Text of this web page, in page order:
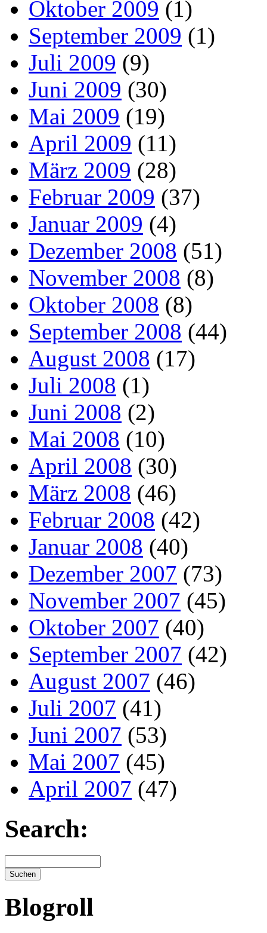
Oktober 2009 (1)
September 2009 (1)
Juli 2009 (9)
Juni 2009 (30)
Mai 2009 (19)
April 2009 (11)
März 2009 (28)
Februar 2009 (37)
Januar 2009 (4)
Dezember 2008 (51)
November 2008 (8)
Oktober 2008 (8)
September 2008 (44)
August 2008 (17)
Juli 2008 (1)
Juni 2008 (2)
Mai 2008 (10)
April 2008 (30)
März 2008 (46)
Februar 2008 (42)
Januar 2008 (40)
Dezember 2007 (73)
November 2007 (45)
Oktober 2007 (40)
September 2007 (42)
August 2007 (46)
Juli 2007 (41)
Juni 2007 (53)
Mai 2007 (45)
April 2007 (47)
Search:
Blogroll